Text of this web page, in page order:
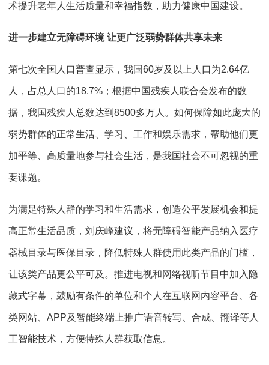
术提升老年人生活质量和幸福指数，助力健康中国建设。
进一步建立无障碍环境 让更广泛弱势群体共享未来
第七次全国人口普查显示，我国60岁及以上人口为2.64亿
人，占总人口的18.7%；根据中国残疾人联合会发布的数
据，我国残疾人总数达到8500多万人。如何保障如此庞大的
弱势群体的正常生活、学习、工作和娱乐需求，帮助他们更
加平等、高质量地参与社会生活，是我国社会不可忽视的重
要课题。
为满足特殊人群的学习和生活需求，创造公平发展机会和提
高正常生活品质，刘庆峰建议，将无障碍智能产品纳入医疗
器械目录与医保目录，降低特殊人群使用此类产品的门槛，
让该类产品更公平可及。推进电视和网络视听节目中加入隐
藏式字幕，鼓励有条件的单位和个人在互联网内容平台、各
类网站、APP及智能终端上推广语音转写、合成、翻译等人
工智能技术，方便特殊人群获取信息。